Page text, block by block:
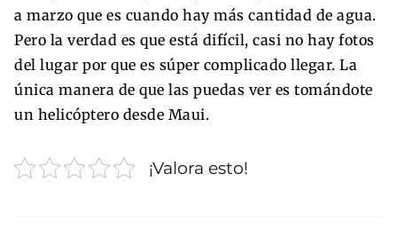
a marzo que es cuando hay más cantidad de agua.
Pero la verdad es que está difícil, casi no hay fotos
del lugar por que es súper complicado llegar. La
única manera de que las puedas ver es tomándote
un helicóptero desde Maui.
¡Valora esto!